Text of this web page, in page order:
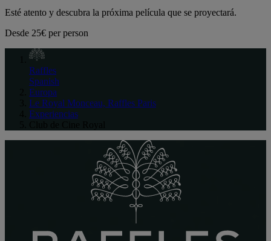
Esté atento y descubra la próxima película que se proyectará.
Desde 25€ per person
Raffles
Spanish
Europa
Le Royal Monceau, Raffles Paris
Experiencias